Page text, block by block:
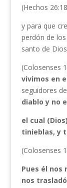
(Hechos
y para que
perdón de
santo de
(Colosenses
vivimos en
seguidores
diablo y no
el cual
tinieblas, y
(Colosenses
Pues él nos
nos